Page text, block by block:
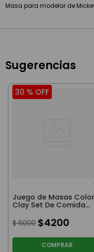
Masa para modelar de
Sugerencias
30 % OFF
Juego de Masas Color
Clay Set De Comida
$ 6000 $4200
COMPRAR